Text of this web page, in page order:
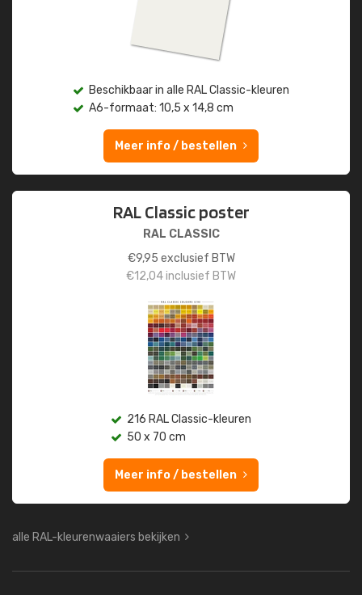
Beschikbaar in alle RAL Classic-kleuren
A6-formaat: 10,5 x 14,8 cm
Meer info / bestellen
RAL Classic poster
RAL CLASSIC
€9,95 exclusief BTW
€12,04inclusief BTW
216 RAL Classic-kleuren
50 x 70 cm
Meer info / bestellen
alle RAL-kleurenwaaiers bekijken